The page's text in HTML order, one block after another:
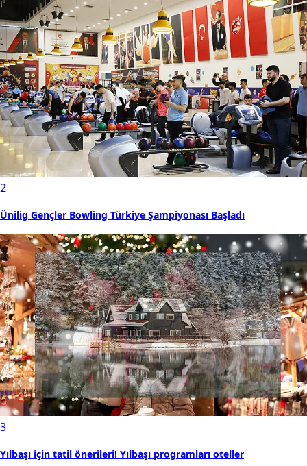
2
Ünilig Gençler Bowling Türkiye Şampiyonası Başladı
3
Yılbaşı için tatil önerileri! Yılbaşı programları oteller